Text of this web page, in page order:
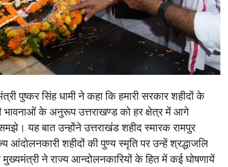
पुष्कर सिंह धामी ने कहा कि हमारी सरकार शहीदों के
भावनाओं के अनुरूप उत्तराखण्ड को हर क्षेत्र में आगे
यह बात उन्होंने उत्तराखंड शहीद स्मारक रामपुर
आंदोलनकारी शहीदों की पुण्य स्मृति पर उन्हें श्रद्धाजलि
ने राज्य आन्दोलनकारियों के हित में कई घोषणायें